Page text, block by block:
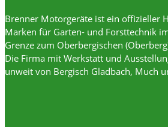
Brenner Motorgeräte ist ein offizieller
Marken für Garten- und Forsttechnik
Grenze zum Oberbergischen
Die Firma mit Werkstatt und
unweit von Bergisch Gladbach, Much